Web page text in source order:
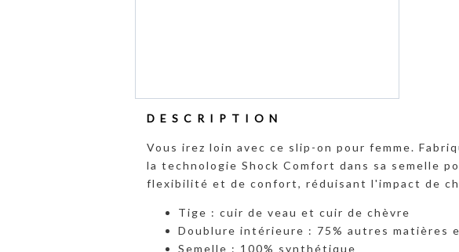
DESCRIPTION
Vous irez loin avec ce slip-on pour femme.
la technologie Shock Comfort dans sa semelle
flexibilité et de confort, réduisant l'impact de
Tige : cuir de veau et cuir de chèvre
Doublure intérieure : 75% autres matières
Semelle : 100% synthétique